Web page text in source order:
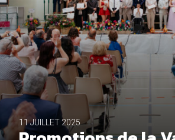
11 JUILLET 2025